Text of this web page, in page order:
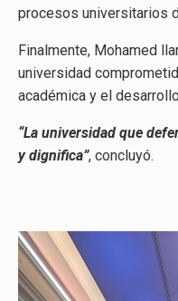
procesos universitarios
Finalmente, Mohamed
universidad
académica y el
“La universidad que
y dignifica”, concluyó.